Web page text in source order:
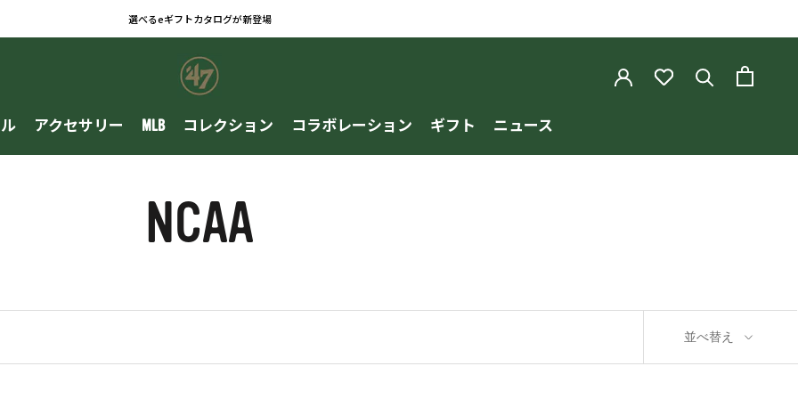
選べるeギフトカタログが新登場
アクセサリー MLB コレクション コラボレーション ギフト ニュース
NCAA
並べ替え